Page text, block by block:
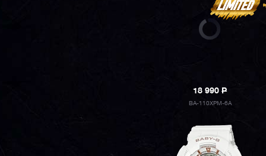
18 990P
BA-110XPM-6A